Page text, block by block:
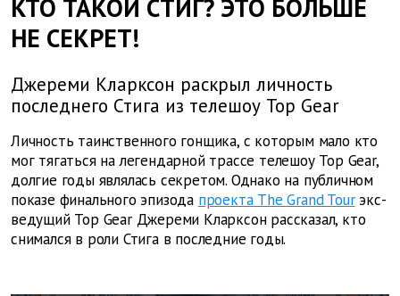
КТО ТАКОЙ СТИГ? ЭТО БОЛЬШЕ
НЕ СЕКРЕТ!
Джереми Кларксон раскрыл личность
последнего Стига из телешоу Top Gear
Личность таинственного гонщика, с которым мало кто
мог тягаться на легендарной трассе телешоу Top Gear,
долгие годы являлась секретом. Однако на публичном
показе финального эпизода проекта The Grand Tourэкс-
ведущий Top Gear Джереми Кларксон рассказал, кто
снимался в роли Стига в последние годы.